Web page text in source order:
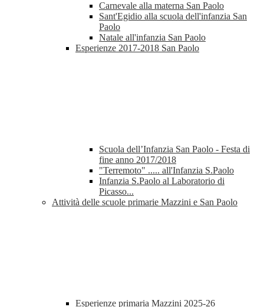
Carnevale alla materna San Paolo
Sant'Egidio alla scuola dell'infanzia San
Paolo
Natale all'infanzia San Paolo
Esperienze 2017-2018 San Paolo
Scuola dell’Infanzia San Paolo - Festa di
fine anno 2017/2018
"Terremoto" ..... all'Infanzia S.Paolo
Infanzia S.Paolo al Laboratorio di
Picasso...
Attività delle scuole primarie Mazzini e San Paolo
Esperienze primaria Mazzini 2025-26